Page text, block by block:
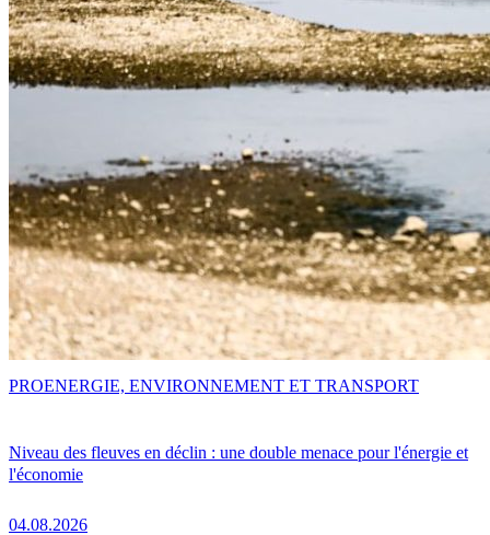
Niveau des fleuves en déclin : une double menace pour l'énergie et
l'économie
04.08.2026
PROENERGIE, ENVIRONNEMENT ET TRANSPORT